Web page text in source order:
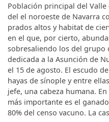
Población principal del
del el noroeste de Navarra
prados altos y habitat de
en el que, por cierto,
sobresaliendo los del grupo
dedicada a la Asunción de
el 15 de agosto. El escudo
hayas de sínople y entre
jefe, una cabeza humana.
más importante es el
80% del censo vacuno. La